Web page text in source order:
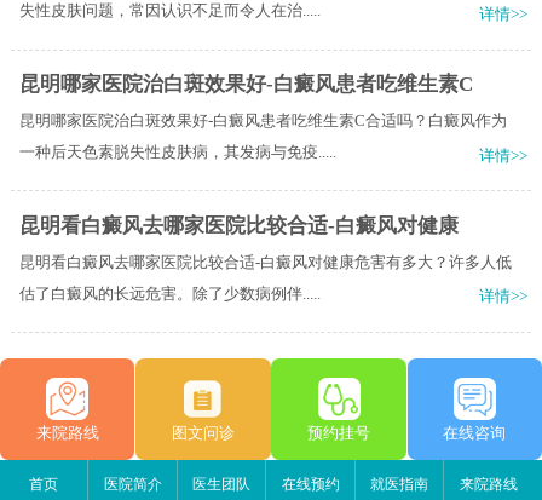
失性皮肤问题，常因认识不足而令人在治.....
详情>>
昆明哪家医院治白斑效果好-白癜风患者吃维生素C
昆明哪家医院治白斑效果好-白癜风患者吃维生素C合适吗？白癜风作为
一种后天色素脱失性皮肤病，其发病与免疫.....
详情>>
昆明看白癜风去哪家医院比较合适-白癜风对健康
昆明看白癜风去哪家医院比较合适-白癜风对健康危害有多大？许多人低
估了白癜风的长远危害。除了少数病例伴.....
详情>>
来院路线 图文问诊 预约挂号 在线咨询
首页 医院简介 医生团队 在线预约 就医指南 来院路线